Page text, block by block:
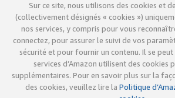
Sur ce site, nous utilisons des cookies et
(collectivement désignés « cookies »)
nos services, y compris pour vous
connectez, pour assurer le suivi de vos
sécurité et pour fournir un contenu. Il se peut
services d’Amazon utilisent des cookies
supplémentaires. Pour en savoir plus sur la
des cookies, veuillez lire la Politique